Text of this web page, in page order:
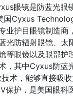
眼镜是防蓝光眼
国Cyxus
业护目眼镜制造商
光防辐射眼镜、太
等眼镜以及眼部护
，其中Cyxus防蓝
术，能够直接吸收
保护，是美国眼科